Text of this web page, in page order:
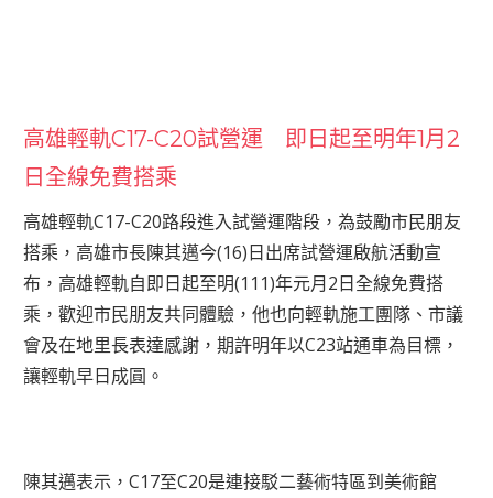
高雄輕軌C17-C20試營運 即日起至明年1月2
日全線免費搭乘
高雄輕軌C17-C20路段進入試營運階段，為鼓勵市民朋友
搭乘，高雄市長陳其邁今(16)日出席試營運啟航活動宣
布，高雄輕軌自即日起至明(111)年元月2日全線免費搭
乘，歡迎市民朋友共同體驗，他也向輕軌施工團隊、市議
會及在地里長表達感謝，期許明年以C23站通車為目標，
讓輕軌早日成圓。
陳其邁表示，C17至C20是連接駁二藝術特區到美術館